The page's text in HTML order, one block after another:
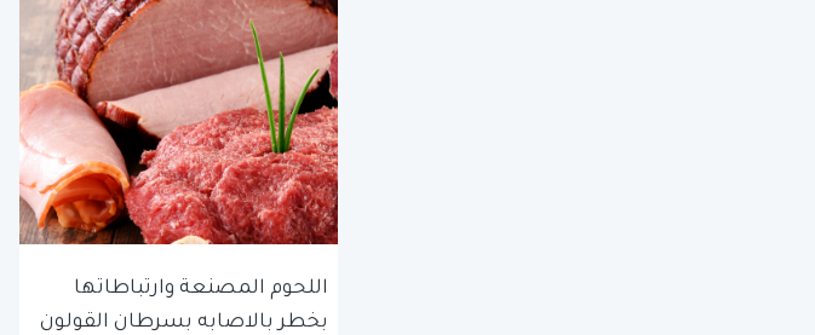
اللحوم المصنعة وارتباطاتها
بخطر بالاصابه بسرطان القولون